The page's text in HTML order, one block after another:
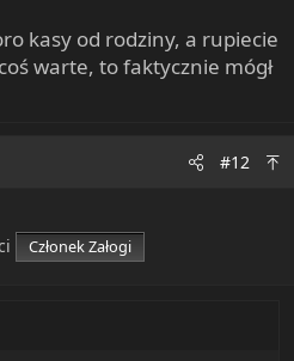
kasy od rodziny, a rupiecie
warte, to faktycznie mógł
#12
Członek Załogi